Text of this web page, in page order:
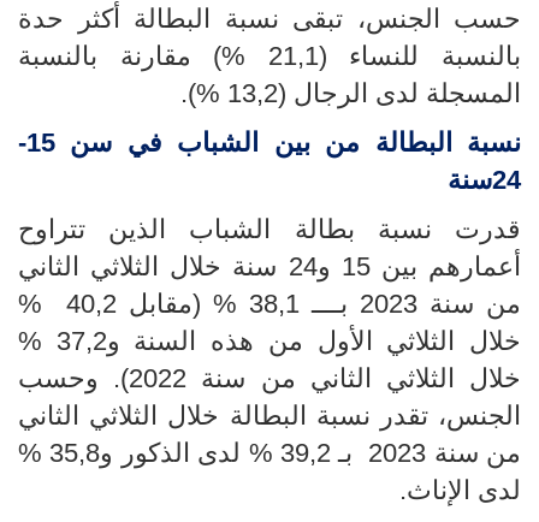
حسب الجنس، تبقى نسبة البطالة أكثر حدة
بالنسبة للنساء (21,1
%) مقارنة بالنسبة
المسجلة لدى الرجال (13,2
%
).
نسبة البطالة من بين الشباب في سن
15-
24سنة
قدرت نسبة بطالة الشباب الذين تتراوح
أعمارهم بين 15 و24 سنة خلال الثلاثي الثاني
من سنة 2023 بــــ 38,1 % (مقابل 40,2 %
خلال الثلاثي الأول من هذه السنة و37,2 %
خلال الثلاثي الثاني من سنة 2022). وحسب
الجنس، تقدر نسبة البطالة خلال الثلاثي الثاني
من سنة 2023 بـ 39,2 % لدى الذكور و35,8 %
لدى الإناث.